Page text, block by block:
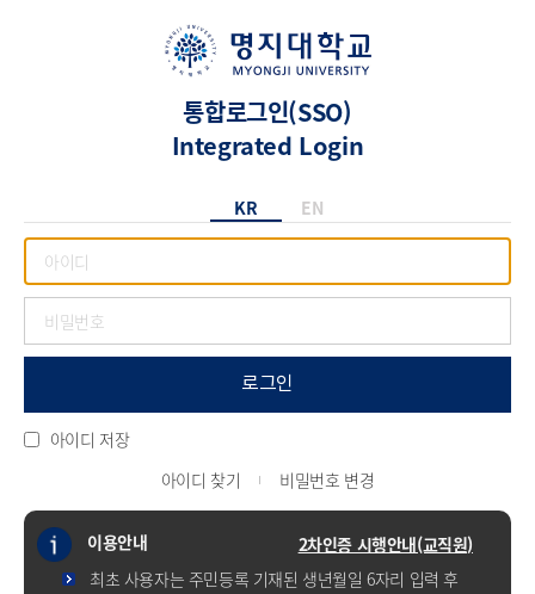
통합로그인(SSO)
Integrated Login
KR EN
로그인
아이디 저장
아이디 찾기
비밀번호 변경
이용안내
2차인증 시행안내(교직원)
최초 사용자는 주민등록 기재된 생년월일 6자리 입력 후